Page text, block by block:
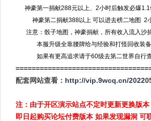
神豪第一捐献288元以上、2小时后触发必爆1.1
神豪第二捐献388以上 可以进去榜二地图 2小
注意：骰子地图，神豪捐献，所有收入流入沙
本服升级全靠腰牌给与经验和打怪回收装备
如果有更高追求请于60级去第二世界自行查
配套网站查看： http://vip.9wcq.cn/
注：由于开区演示站点不定时更新更换版
即日起购买论坛付费版本 如果发现漏洞 可